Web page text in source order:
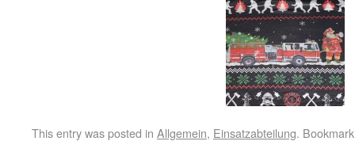
This entry was posted in Allgemein, Einsatzabteilung.